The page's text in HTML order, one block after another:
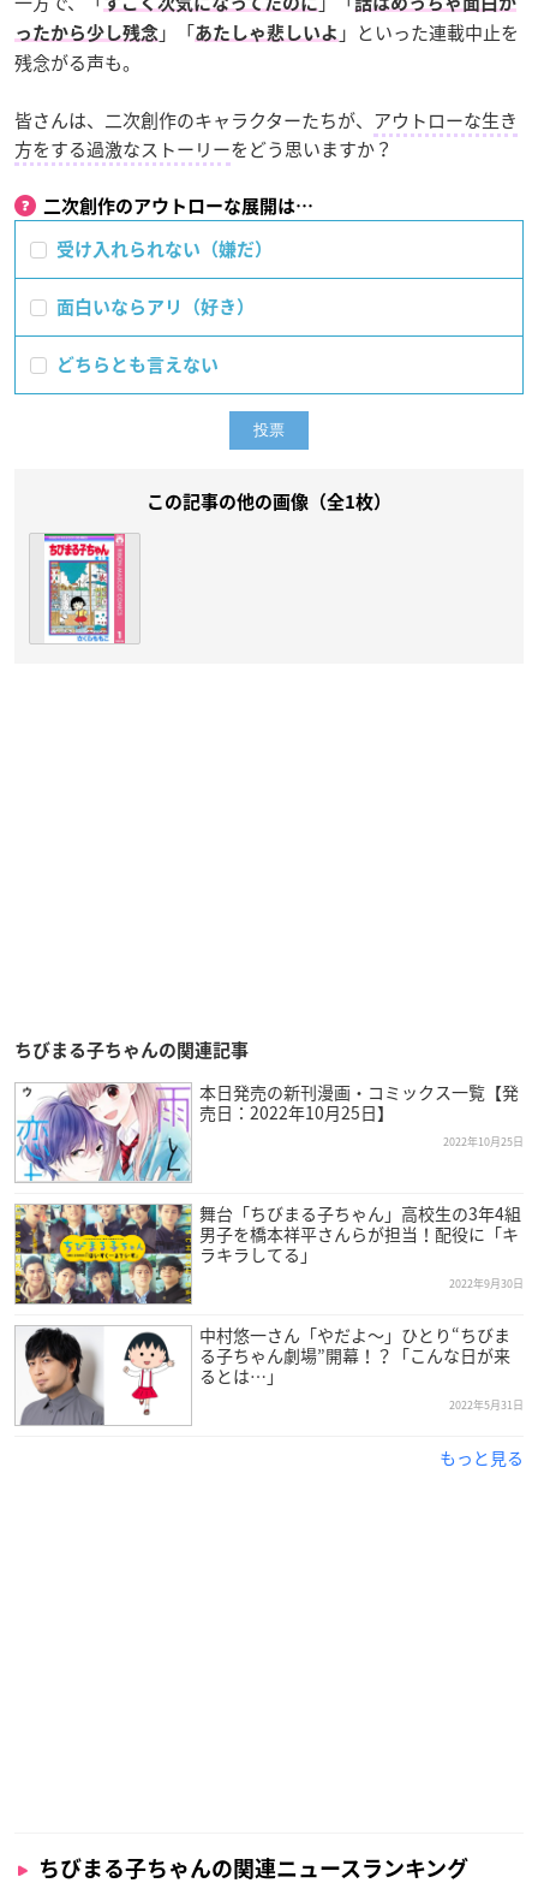
ったから少し残念 」「あたしゃ悲しいよ 」といった連載中止を
残念がる声も。
皆さんは、二次創作のキャラクターたちが、 アウトローな生き
方をする過激なストーリーをどう思いますか？
二次創作のアウトローな展開は…
受け入れられない（嫌だ）
面白いならアリ（好き）
どちらとも言えない
この記事の他の画像（全1枚）
ちびまる子ちゃんの関連記事
本日発売の新刊漫画・コミックス一覧【発
売日：2022年10月25日】
2022年10月25日
舞台「ちびまる子ちゃん」高校生の3年4組
男子を橋本祥平さんらが担当！配役に「キ
ラキラしてる」
2022年9月30日
中村悠一さん「やだよ～」ひとり“ちびま
る子ちゃん劇場”開幕！？「こんな日が来
るとは…」
2022年5月31日
もっと見る
ちびまる子ちゃんの関連ニュースランキング